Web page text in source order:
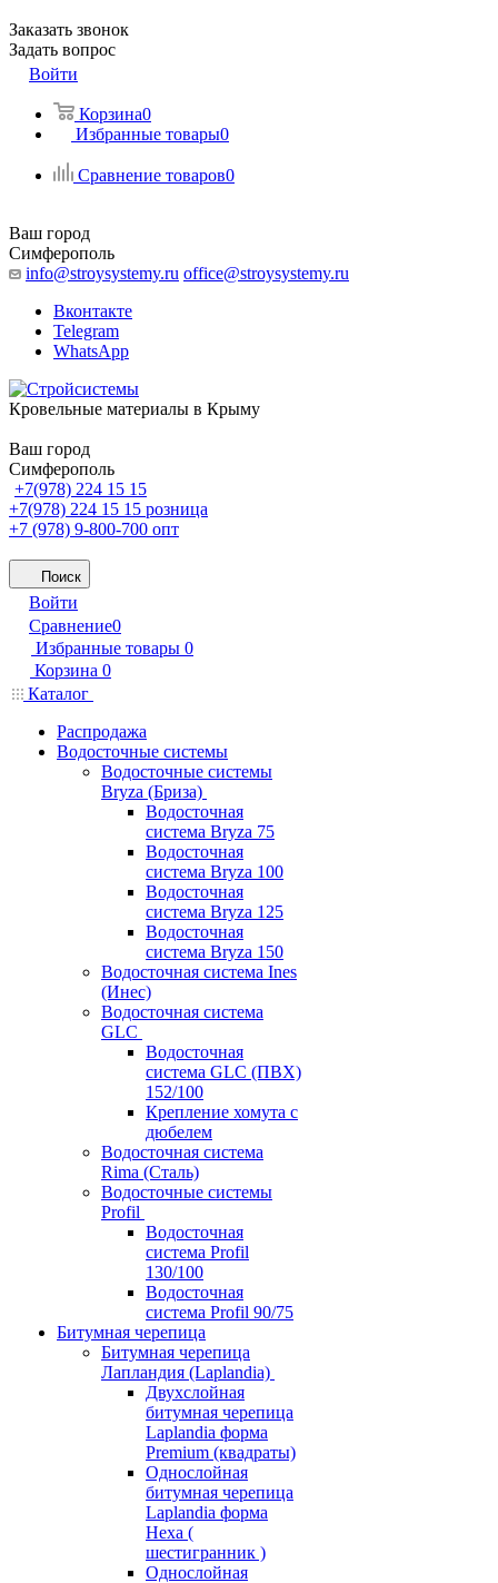
Заказать звонок
Задать вопрос
Войти
Корзина0
Избранные товары0
Сравнение товаров0
Ваш город
Симферополь
info@stroysystemy.ru office@stroysystemy.ru
Вконтакте
Telegram
WhatsApp
Кровельные материалы в Крыму
Ваш город
Симферополь
+7(978) 224 15 15
+7(978) 224 15 15 розница
+7 (978) 9-800-700 опт
Поиск
Войти
Сравнение0
Избранные товары 0
Корзина 0
Каталог
Распродажа
Водосточные системы
Водосточные системы
Bryza (Бриза)
Водосточная
система Bryza 75
Водосточная
система Bryza 100
Водосточная
система Bryza 125
Водосточная
система Bryza 150
Водосточная система Ines
(Инес)
Водосточная система
GLC
Водосточная
система GLC (ПВХ)
152/100
Крепление хомута с
дюбелем
Водосточная система
Rima (Сталь)
Водосточные системы
Profil
Водосточная
система Profil
130/100
Водосточная
система Profil 90/75
Битумная черепица
Битумная черепица
Лапландия (Laplandia)
Двухслойная
битумная черепица
Laplandia форма
Premium (квадраты)
Однослойная
битумная черепица
Laplandia форма
Hexa (
шестигранник )
Однослойная